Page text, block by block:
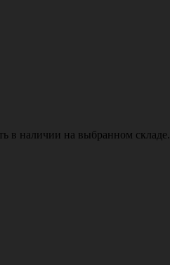
в наличии на выбранном складе.